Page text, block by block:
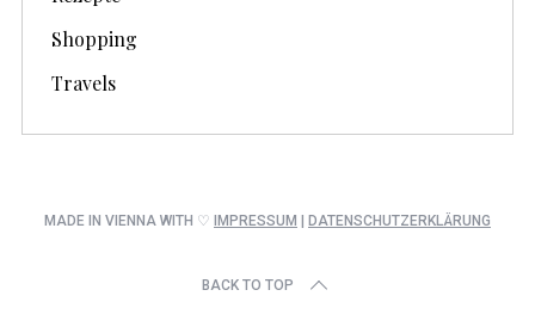
Shopping
Travels
MADE IN VIENNA WITH ♡ IMPRESSUM DATENSCHUTZERKLÄRUNG
BACK TO TOP